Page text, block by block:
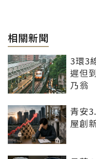
相關新聞
3環3
遲但
乃翁
青安
屋創